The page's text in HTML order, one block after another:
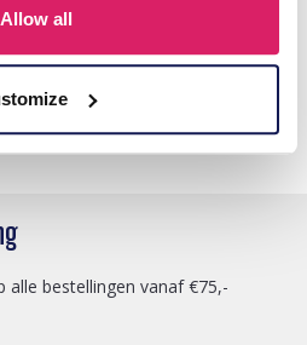
Allow all
€200,-
bij het afrekenen automatisch verrekend.
alle bestellingen vanaf €75,-